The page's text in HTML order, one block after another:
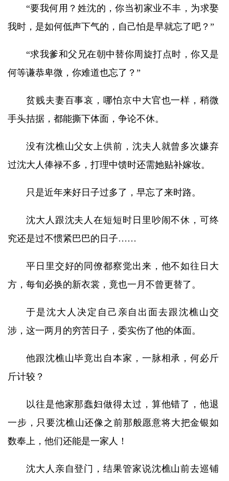
“要我何用？姓沈的，你当初家业不丰，为求娶
我时，是如何低声下气的，自己怕是早就忘了吧？”
“求我爹和父兄在朝中替你周旋打点时，你又是
何等谦恭卑微，你难道也忘了？”
贫贱夫妻百事哀，哪怕京中大官也一样，稍微
手头拮据，都能撕下体面，争论不休。
没有沈樵山父女上供前，沈夫人就曾多次嫌弃
过沈大人俸禄不多，打理中馈时还需她贴补嫁妆。
只是近年来好日子过多了，早忘了来时路。
沈大人跟沈夫人在短短时日里吵闹不休，可终
究还是过不惯紧巴巴的日子……
平日里交好的同僚都察觉出来，他不如往日大
方，每旬必换的新衣裳，竟也一月不曾更替了。
于是沈大人决定自己亲自出面去跟沈樵山交
涉，这一两月的穷苦日子，委实伤了他的体面。
他跟沈樵山毕竟出自本家，一脉相承，何必斤
斤计较？
以往是他家那蠢妇做得太过，算他错了，他退
一步，只要沈樵山还像之前那般愿意将大把金银如
数奉上，他们还能是一家人！
沈大人亲自登门，结果管家说沈樵山前去巡铺